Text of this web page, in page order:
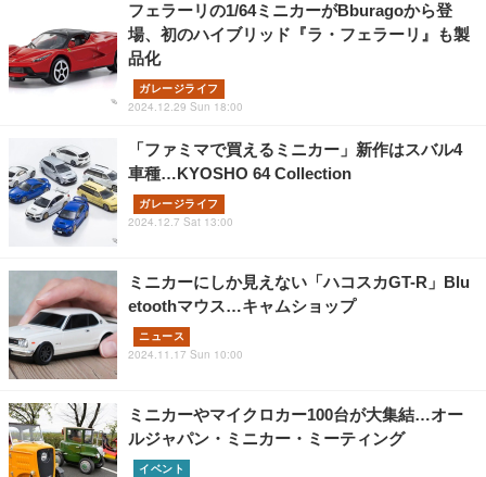
フェラーリの1/64ミニカーがBburagoから登
場、初のハイブリッド『ラ・フェラーリ』も製
品化
ガレージライフ
2024.12.29 Sun 18:00
「ファミマで買えるミニカー」新作はスバル4
車種…KYOSHO 64 Collection
ガレージライフ
2024.12.7 Sat 13:00
ミニカーにしか見えない「ハコスカGT-R」Blu
etoothマウス…キャムショップ
ニュース
2024.11.17 Sun 10:00
ミニカーやマイクロカー100台が大集結…オー
ルジャパン・ミニカー・ミーティング
イベント